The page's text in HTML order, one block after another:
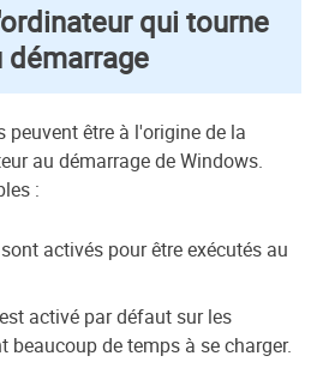
qui tourne
peuvent être à l'origine de la
au démarrage de Windows.
:
activés pour être exécutés au
activé par défaut sur les
beaucoup de temps à se charger.